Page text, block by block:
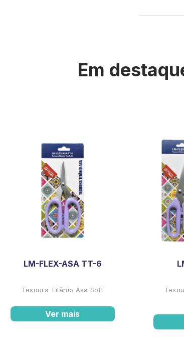
Em
LM-FLEX-ASA TT-6
Tesoura Titânio Asa Soft
Ver mais